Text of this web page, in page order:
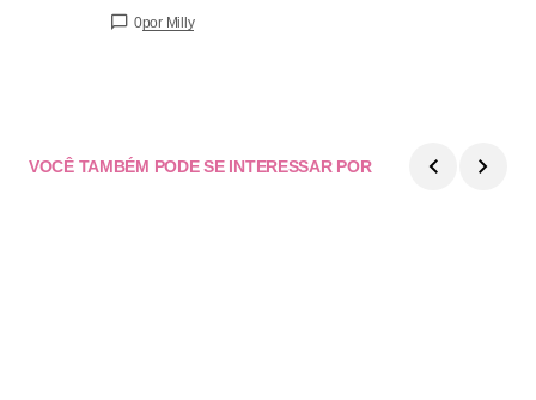
0por Milly
VOCÊ TAMBÉM PODE SE INTERESSAR POR